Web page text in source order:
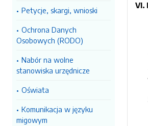
Petycje, skargi, wnioski
Ochrona Danych
Osobowych (RODO)
Nabór na wolne
stanowiska urzędnicze
Oświata
Komunikacja w języku
migowym
VI.